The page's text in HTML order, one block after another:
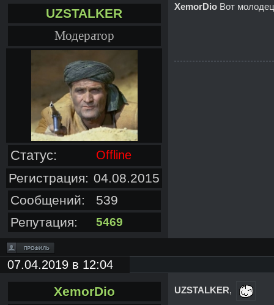
UZSTALKER
Модератор
Статус: Offline
Регистрация: 04.08.2015
Сообщений:
539
Репутация:
5469
XemorDio Вот
07.04.2019 в 12:04
XemorDio UZSTALKER,